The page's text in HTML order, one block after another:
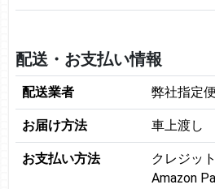
配送・お支払い情報
配送業者 弊社指定便
お届け方法 車上渡し
お支払い方法
クレジッ
Amazon